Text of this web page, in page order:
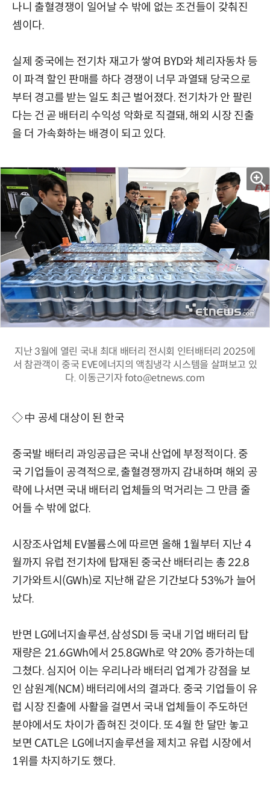
나니 출혈경쟁이 일어날 수 밖에 없는 조건들이 갖춰진
셈이다.
실제 중국에는 전기차 재고가 쌓여 BYD와 체리자동차 등
이 파격 할인 판매를 하다 경쟁이 너무 과열돼 당국으로
부터 경고를 받는 일도 최근 벌어졌다. 전기차가 안 팔린
다는 건 곧 배터리 수익성 악화로 직결돼, 해외 시장 진출
을 더 가속화하는 배경이 되고 있다.
지난 3월에 열린 국내 최대 배터리 전시회 인터배터리 2025에
서 참관객이 중국 EVE에너지의 액침냉각 시스템을 살펴보고 있
다. 이동근기자 foto@etnews.com
◇ 中 공세 대상이 된 한국
중국발 배터리 과잉공급은 국내 산업에 부정적이다. 중
국 기업들이 공격적으로, 출혈경쟁까지 감내하며 해외 공
략에 나서면 국내 배터리 업체들의 먹거리는 그 만큼 줄
어들 수 밖에 없다.
시장조사업체 EV볼륨스에 따르면 올해 1월부터 지난 4
월까지 유럽 전기차에 탑재된 중국산 배터리는 총 22.8
기가와트시(GWh)로 지난해 같은 기간보다 53%가 늘어
났다.
반면 LG에너지솔루션, 삼성SDI 등 국내 기업 배터리 탑
재량은 21.6GWh에서 25.8GWh로 약 20% 증가하는데
그쳤다. 심지어 이는 우리나라 배터리 업계가 강점을 보
인 삼원계(NCM) 배터리에서의 결과다. 중국 기업들이 유
럽 시장 진출에 사활을 걸면서 국내 업체들이 주도하던
분야에서도 차이가 좁혀진 것이다. 또 4월 한 달만 놓고
보면 CATL은 LG에너지솔루션을 제치고 유럽 시장에서
1위를 차지하기도 했다.